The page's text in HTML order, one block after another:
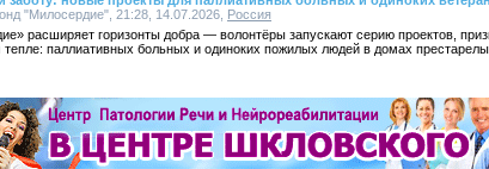
"Милосердие", 21:28, 14.07.2026, Россия
расширяет горизонты добра — волонтёры запускают серию проектов,
паллиативных больных и одиноких пожилых людей в домах